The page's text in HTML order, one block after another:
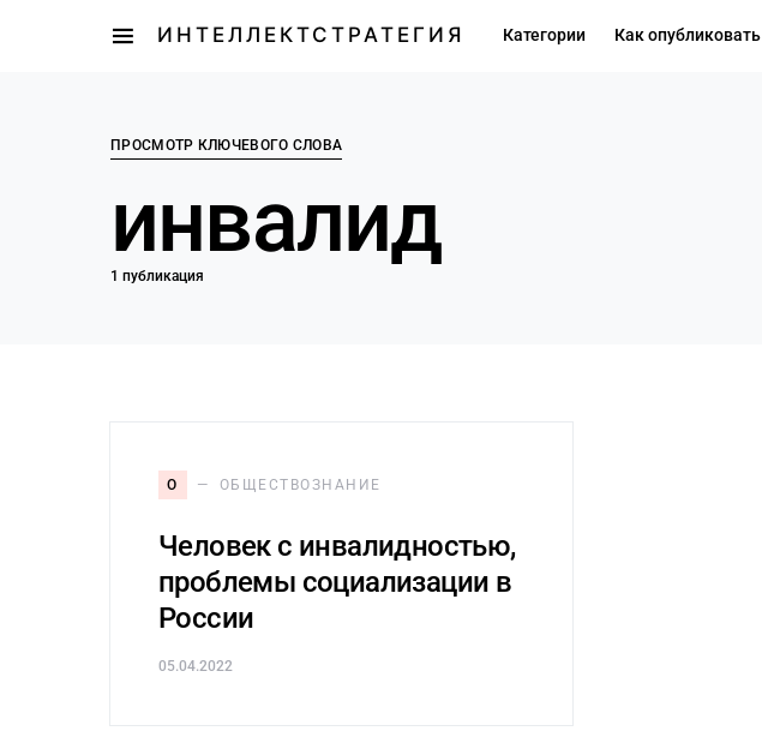
ИНТЕЛЛЕКТСТРАТЕГИЯ Категории Как опубликовать
ПРОСМОТР КЛЮЧЕВОГО СЛОВА
инвалид
1 публикация
О ОБЩЕСТВОЗНАНИЕ
Человек с инвалидностью,
проблемы социализации в
России
05.04.2022